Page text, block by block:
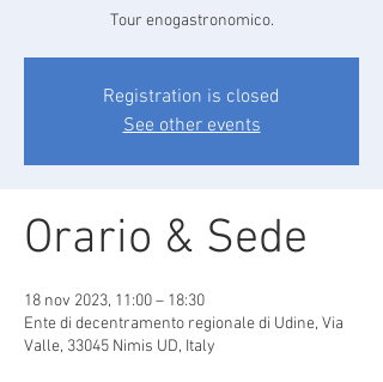
Tour enogastronomico.
Registration is closed
See other events
Orario & Sede
18 nov 2023, 11:00 – 18:30
Ente di decentramento regionale di Udine, Via
Valle, 33045 Nimis UD, Italy